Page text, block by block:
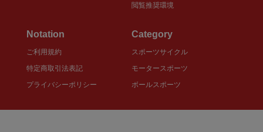
閲覧推奨環境
Notation
ご利用規約
特定商取引法表記
プライバシーポリシー
Category
スポーツサイクル
モータースポーツ
ボールスポーツ